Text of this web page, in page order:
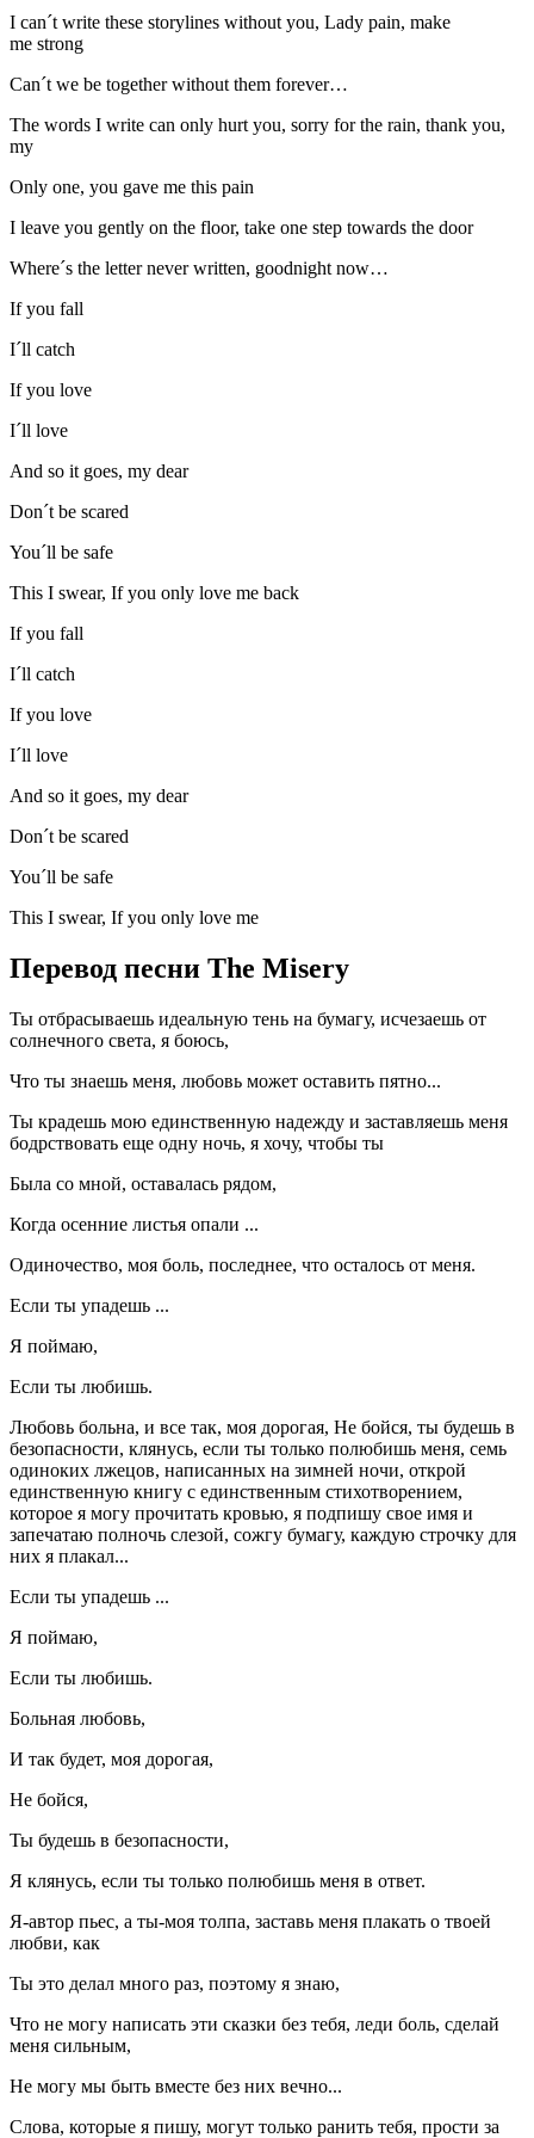
I can´t write these storylines without you, Lady pain, make
me strong
Can´t we be together without them forever…
The words I write can only hurt you, sorry for the rain, thank you,
my
Only one, you gave me this pain
I leave you gently on the floor, take one step towards the door
Where´s the letter never written, goodnight now…
If you fall
I´ll catch
If you love
I´ll love
And so it goes, my dear
Don´t be scared
You´ll be safe
This I swear, If you only love me back
If you fall
I´ll catch
If you love
I´ll love
And so it goes, my dear
Don´t be scared
You´ll be safe
This I swear, If you only love me
Перевод песни The Misery
Ты отбрасываешь идеальную тень на бумагу, исчезаешь от
солнечного света, я боюсь,
Что ты знаешь меня, любовь может оставить пятно...
Ты крадешь мою единственную надежду и заставляешь меня
бодрствовать еще одну ночь, я хочу, чтобы ты
Была со мной, оставалась рядом,
Когда осенние листья опали ...
Одиночество, моя боль, последнее, что осталось от меня.
Если ты упадешь ...
Я поймаю,
Если ты любишь.
Любовь больна, и все так, моя дорогая, Не бойся, ты будешь в
безопасности, клянусь, если ты только полюбишь меня, семь
одиноких лжецов, написанных на зимней ночи, открой
единственную книгу с единственным стихотворением,
которое я могу прочитать кровью, я подпишу свое имя и
запечатаю полночь слезой, сожгу бумагу, каждую строчку для
них я плакал...
Если ты упадешь ...
Я поймаю,
Если ты любишь.
Больная любовь,
И так будет, моя дорогая,
Не бойся,
Ты будешь в безопасности,
Я клянусь, если ты только полюбишь меня в ответ.
Я-автор пьес, а ты-моя толпа, заставь меня плакать о твоей
любви, как
Ты это делал много раз, поэтому я знаю,
Что не могу написать эти сказки без тебя, леди боль, сделай
меня сильным,
Не могу мы быть вместе без них вечно...
Слова, которые я пишу, могут только ранить тебя, прости за